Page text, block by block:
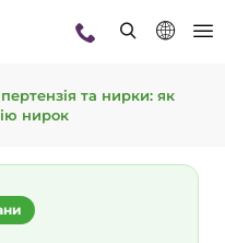
та нирки: як
нирок